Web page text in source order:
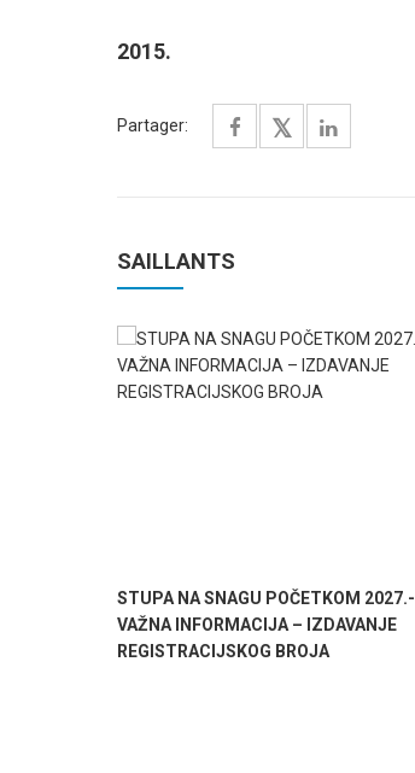
2015.
Partager:
SAILLANTS
STUPA NA SNAGU POČETKOM 2027.-
VAŽNA INFORMACIJA – IZDAVANJE
REGISTRACIJSKOG BROJA